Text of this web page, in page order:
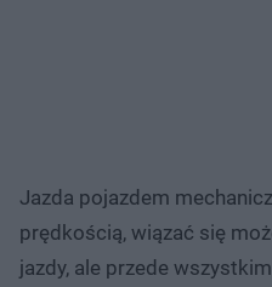
Jazda pojazdem
prędkością, wiązać się
jazdy, ale przede